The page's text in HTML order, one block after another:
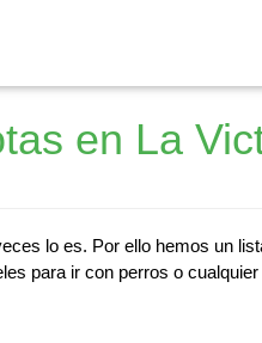
en La
lo es. Por ello hemos un
para ir con perros o